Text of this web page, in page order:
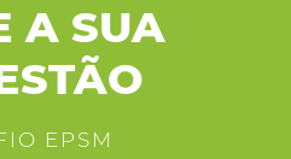
A SUA
EPSM